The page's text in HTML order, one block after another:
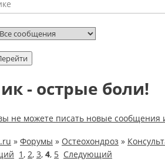
- острые боли!
» Форумы » Остеохондроз »
1 , 2, 3, 4, 5 Следующий